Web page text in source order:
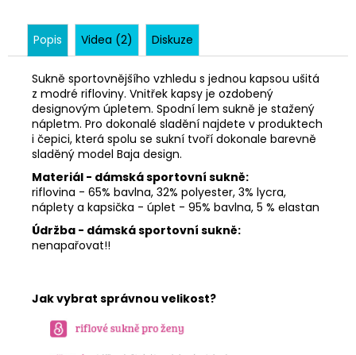
Popis Videa (2) Diskuze
Sukně sportovnějšího vzhledu s jednou kapsou ušitá
z modré rifloviny. Vnitřek kapsy je ozdobený
designovým úpletem. Spodní lem sukně je stažený
nápletm. Pro dokonalé sladění najdete v produktech
i čepici, která spolu se sukní tvoří dokonale barevně
sladěný model Baja design.
Materiál - dámská sportovní sukně:
riflovina - 65% bavlna, 32% polyester, 3% lycra,
náplety a kapsička - úplet - 95% bavlna, 5 % elastan
Údržba - dámská sportovní sukně:
nenapařovat!!
Jak vybrat správnou velikost?